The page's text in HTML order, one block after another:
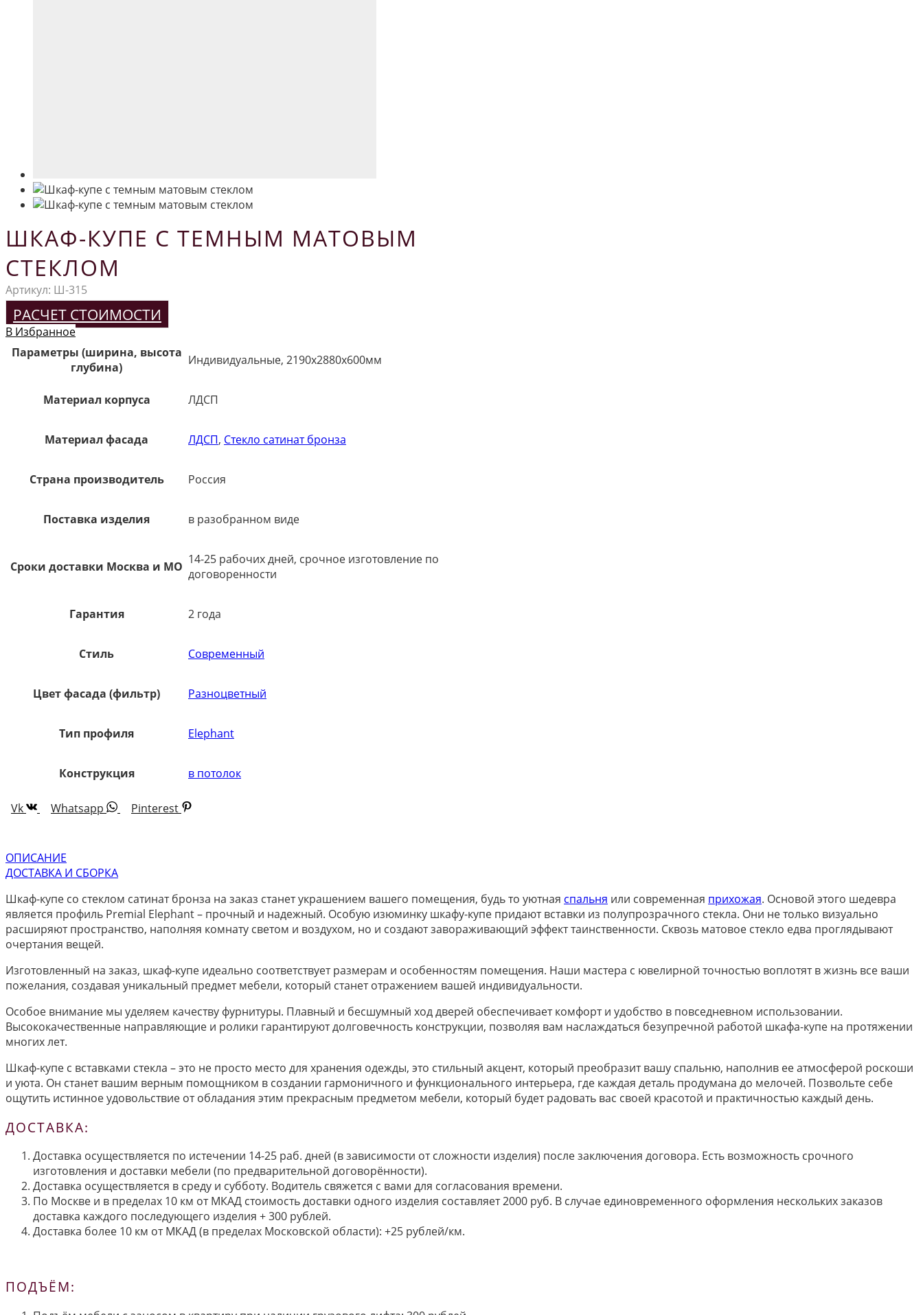
ШКАФ-КУПЕ С ТЕМНЫМ МАТОВЫМ
СТЕКЛОМ
Артикул: Ш-315
РАСЧЕТ СТОИМОСТИ
В Избранное
Параметры (ширина, высота
глубина)
Индивидуальные, 2190х2880х600мм
Материал корпуса ЛДСП
Материал фасада ЛДСП, Стекло сатинат бронза
Страна производитель Россия
Поставка изделия в разобранном виде
Сроки доставки Москва и МО 14-25 рабочих дней, срочное изготовление по
договоренности
Гарантия 2 года
Стиль Современный
Цвет фасада (фильтр) Разноцветный
Тип профиля Elephant
Конструкция в потолок
Vk Whatsapp Pinterest
ОПИСАНИЕ
ДОСТАВКА И СБОРКА
Шкаф-купе со стеклом сатинат бронза на заказ станет украшением вашего помещения, будь то уютная спальня или современная прихожая. Основой этого шедевра
является профиль Premial Elephant – прочный и надежный. Особую изюминку шкафу-купе придают вставки из полупрозрачного стекла. Они не только визуально
расширяют пространство, наполняя комнату светом и воздухом, но и создают завораживающий эффект таинственности. Сквозь матовое стекло едва проглядывают
очертания вещей.
Изготовленный на заказ, шкаф-купе идеально соответствует размерам и особенностям помещения. Наши мастера с ювелирной точностью воплотят в жизнь все ваши
пожелания, создавая уникальный предмет мебели, который станет отражением вашей индивидуальности.
Особое внимание мы уделяем качеству фурнитуры. Плавный и бесшумный ход дверей обеспечивает комфорт и удобство в повседневном использовании.
Высококачественные направляющие и ролики гарантируют долговечность конструкции, позволяя вам наслаждаться безупречной работой шкафа-купе на протяжении
многих лет.
Шкаф-купе с вставками стекла – это не просто место для хранения одежды, это стильный акцент, который преобразит вашу спальню, наполнив ее атмосферой роскоши
и уюта. Он станет вашим верным помощником в создании гармоничного и функционального интерьера, где каждая деталь продумана до мелочей. Позвольте себе
ощутить истинное удовольствие от обладания этим прекрасным предметом мебели, который будет радовать вас своей красотой и практичностью каждый день.
ДОСТАВКА:
Доставка осуществляется по истечении 14-25 раб. дней (в зависимости от сложности изделия) после заключения договора. Есть возможность срочного
изготовления и доставки мебели (по предварительной договорённости).
Доставка осуществляется в среду и субботу. Водитель свяжется с вами для согласования времени.
По Москве и в пределах 10 км от МКАД стоимость доставки одного изделия составляет 2000 руб. В случае единовременного оформления нескольких заказов
доставка каждого последующего изделия + 300 рублей.
Доставка более 10 км от МКАД (в пределах Московской области): +25 рублей/км.
ПОДЪЁМ: